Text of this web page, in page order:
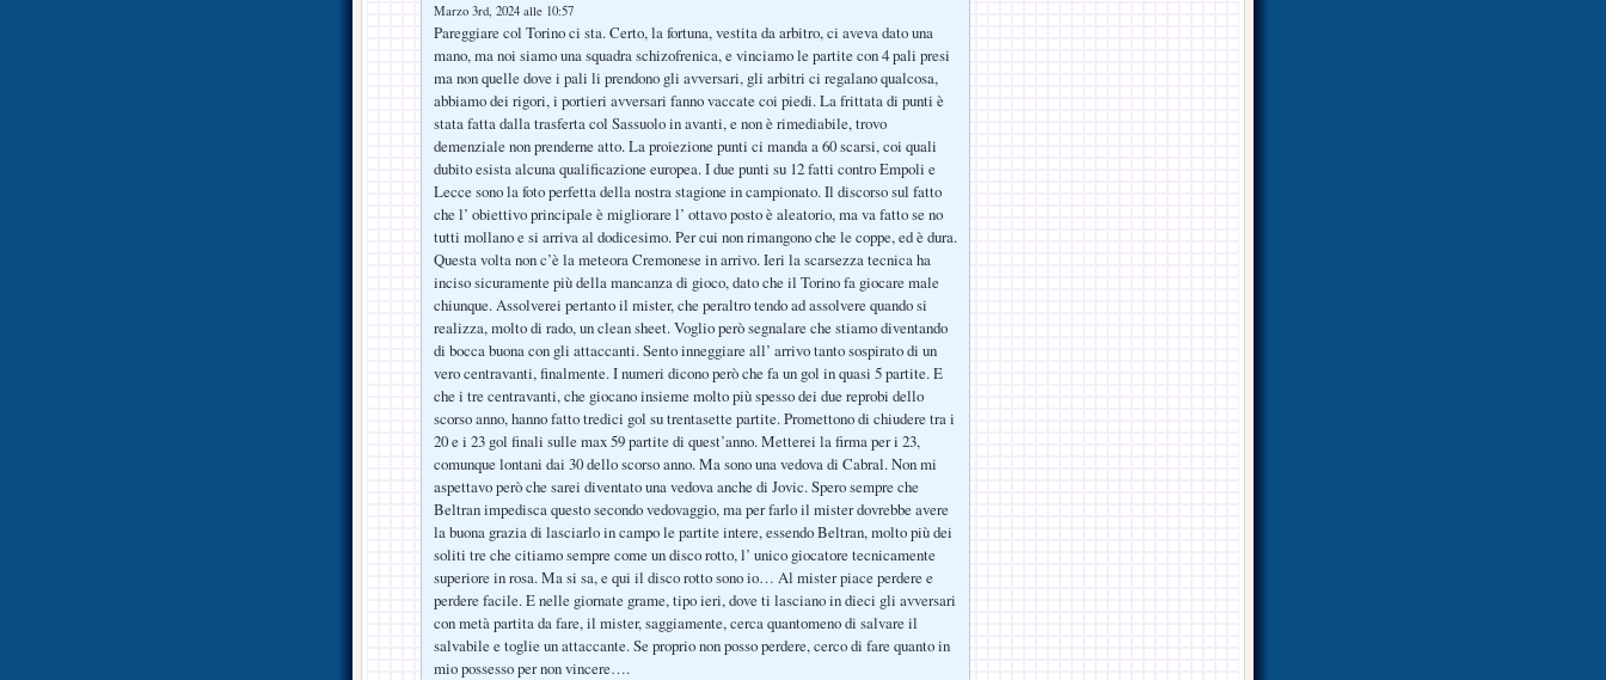
Marzo 3rd, 2024 alle 10:57
Pareggiare col Torino ci sta. Certo, la fortuna, vestita da arbitro, ci aveva dato una
mano, ma noi siamo una squadra schizofrenica, e vinciamo le partite con 4 pali presi
ma non quelle dove i pali li prendono gli avversari, gli arbitri ci regalano qualcosa,
abbiamo dei rigori, i portieri avversari fanno vaccate coi piedi. La frittata di punti è
stata fatta dalla trasferta col Sassuolo in avanti, e non è rimediabile, trovo
demenziale non prenderne atto. La proiezione punti ci manda a 60 scarsi, coi quali
dubito esista alcuna qualificazione europea. I due punti su 12 fatti contro Empoli e
Lecce sono la foto perfetta della nostra stagione in campionato. Il discorso sul fatto
che l’ obiettivo principale è migliorare l’ ottavo posto è aleatorio, ma va fatto se no
tutti mollano e si arriva al dodicesimo. Per cui non rimangono che le coppe, ed è dura.
Questa volta non c’è la meteora Cremonese in arrivo. Ieri la scarsezza tecnica ha
inciso sicuramente più della mancanza di gioco, dato che il Torino fa giocare male
chiunque. Assolverei pertanto il mister, che peraltro tendo ad assolvere quando si
realizza, molto di rado, un clean sheet. Voglio però segnalare che stiamo diventando
di bocca buona con gli attaccanti. Sento inneggiare all’ arrivo tanto sospirato di un
vero centravanti, finalmente. I numeri dicono però che fa un gol in quasi 5 partite. E
che i tre centravanti, che giocano insieme molto più spesso dei due reprobi dello
scorso anno, hanno fatto tredici gol su trentasette partite. Promettono di chiudere tra i
20 e i 23 gol finali sulle max 59 partite di quest’anno. Metterei la firma per i 23,
comunque lontani dai 30 dello scorso anno. Ma sono una vedova di Cabral. Non mi
aspettavo però che sarei diventato una vedova anche di Jovic. Spero sempre che
Beltran impedisca questo secondo vedovaggio, ma per farlo il mister dovrebbe avere
la buona grazia di lasciarlo in campo le partite intere, essendo Beltran, molto più dei
soliti tre che citiamo sempre come un disco rotto, l’ unico giocatore tecnicamente
superiore in rosa. Ma si sa, e qui il disco rotto sono io… Al mister piace perdere e
perdere facile. E nelle giornate grame, tipo ieri, dove ti lasciano in dieci gli avversari
con metà partita da fare, il mister, saggiamente, cerca quantomeno di salvare il
salvabile e toglie un attaccante. Se proprio non posso perdere, cerco di fare quanto in
mio possesso per non vincere….